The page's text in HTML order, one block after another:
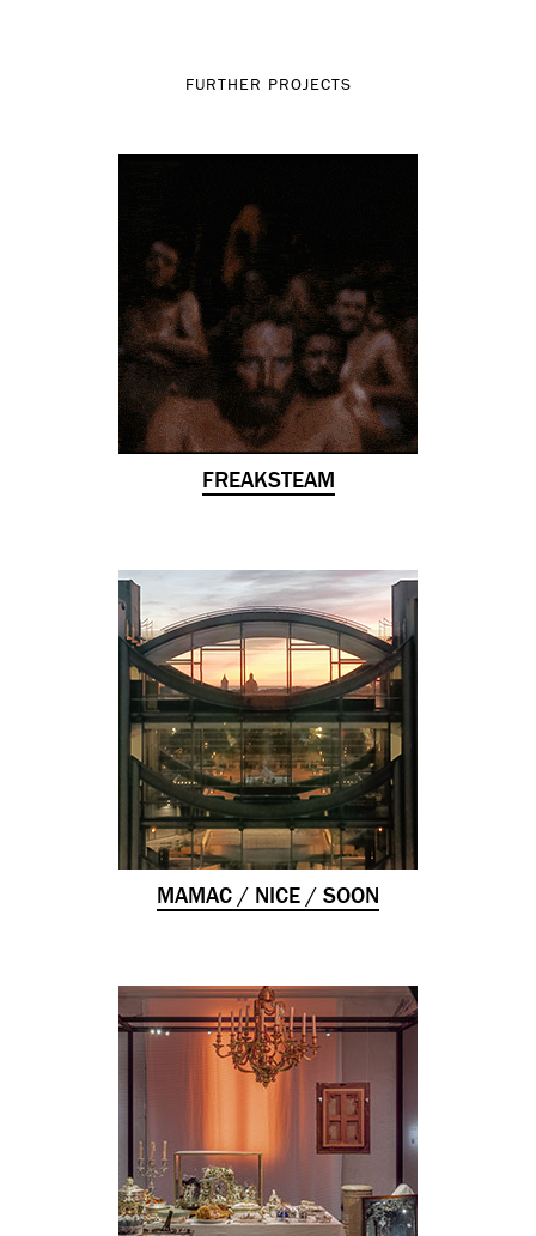
FURTHER PROJECTS
FREAKSTEAM
MAMAC / NICE / SOON